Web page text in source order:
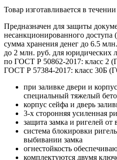
Товар изготавливается в
Предназначен для защиты
несанкционированного доступа
сумма хранения денег до 6.5
до 2 млн. руб. для юридических
по ГОСТ Р 50862-2017: класс 2
ГОСТ Р 57384-2017: класс 30Б
при заливке двери и
специальный тяжелый
корпус сейфа и дверь
3-х сторонняя усиленная
защита замка и ригелей
система блокировки
выбивании замка
огнестойкость
комплектуются двумя